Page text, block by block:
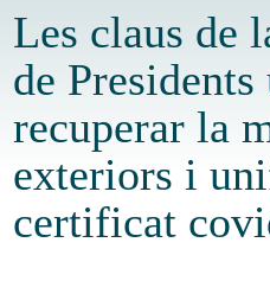
Les claus de
de Presidents
recuperar la
exteriors i
certificat